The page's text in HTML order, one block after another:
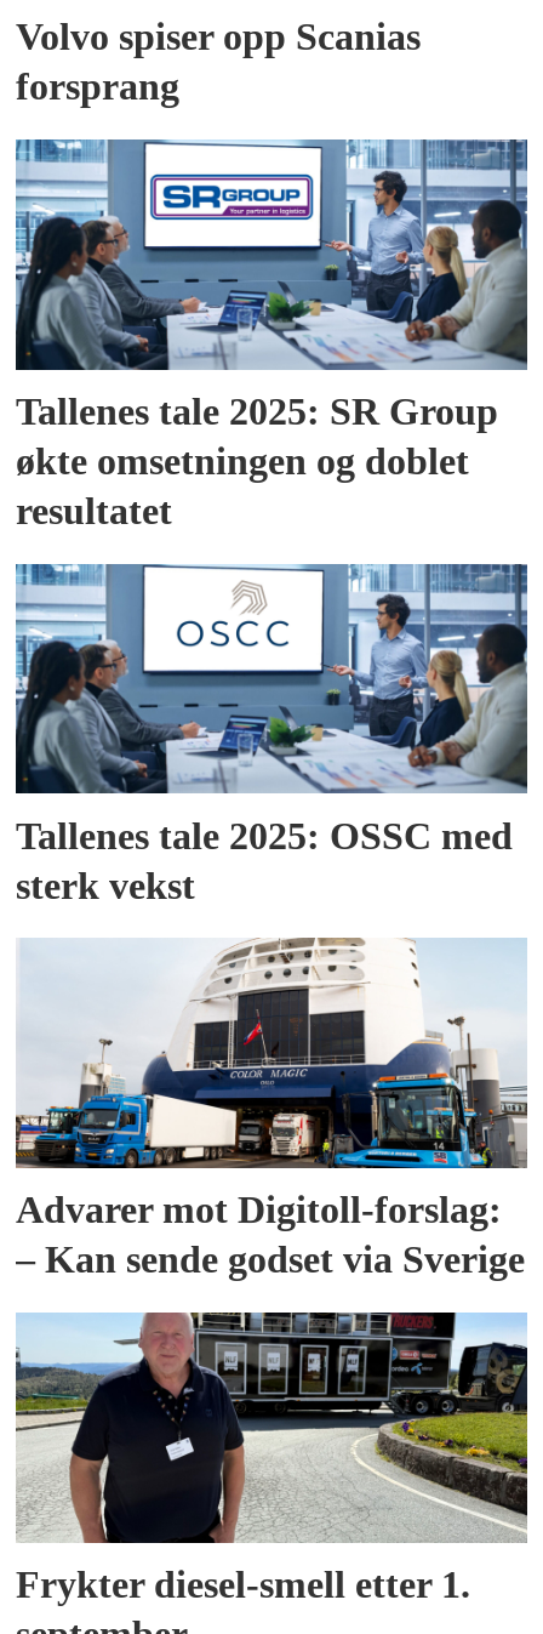
Volvo spiser opp Scanias
forsprang
Tallenes tale 2025: SR Group
økte omsetningen og doblet
resultatet
Tallenes tale 2025: OSSC med
sterk vekst
Advarer mot Digitoll-forslag:
– Kan sende godset via Sverige
Frykter diesel-smell etter 1.